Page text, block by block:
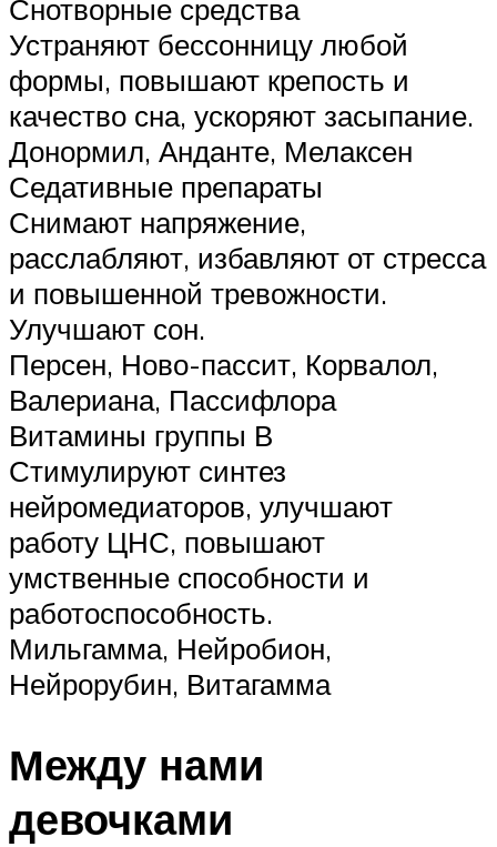
Снотворные средства
Устраняют бессонницу любой
формы, повышают крепость и
качество сна, ускоряют засыпание.
Донормил, Анданте, Мелаксен
Седативные препараты
Снимают напряжение,
расслабляют, избавляют от стресса
и повышенной тревожности.
Улучшают сон.
Персен, Ново-пассит, Корвалол,
Валериана, Пассифлора
Витамины группы В
Стимулируют синтез
нейромедиаторов, улучшают
работу ЦНС, повышают
умственные способности и
работоспособность.
Мильгамма, Нейробион,
Нейрорубин, Витагамма
Между нами
девочками